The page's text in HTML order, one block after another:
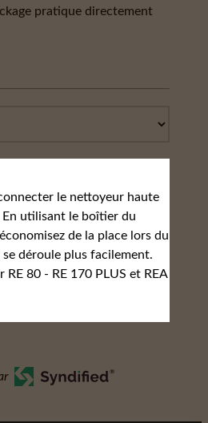
pratique directement
le nettoyeur haute
utilisant le boîtier du
de la place lors du
déroule plus facilement.
RE 80 - RE 170 PLUS et REA